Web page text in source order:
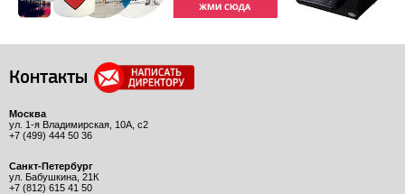
Контакты
Москва
ул. 1-я Владимирская, 10А, с2
+7 (499) 444 50 36
Санкт-Петербург
ул. Бабушкина, 21К
+7 (812) 615 41 50